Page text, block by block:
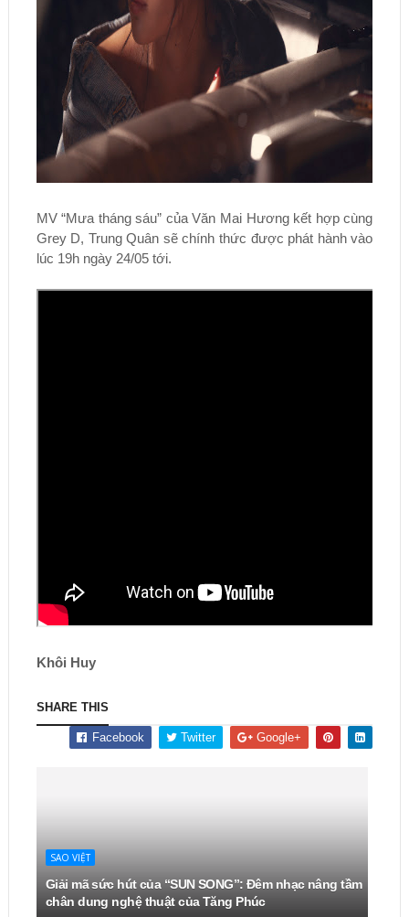
MV “Mưa tháng sáu” của Văn Mai Hương kết hợp cùng
Grey D, Trung Quân sẽ chính thức được phát hành vào
lúc 19h ngày 24/05 tới.
Khôi Huy
SHARE THIS
Facebook Twitter Google+
SAO VIỆT
Giải mã sức hút của “SUN SONG”: Đêm nhạc nâng tầm
chân dung nghệ thuật của Tăng Phúc